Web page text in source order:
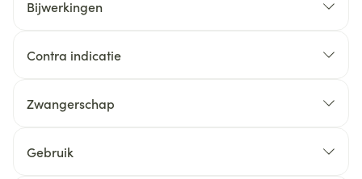
Bijwerkingen
Contra indicatie
Zwangerschap
Gebruik